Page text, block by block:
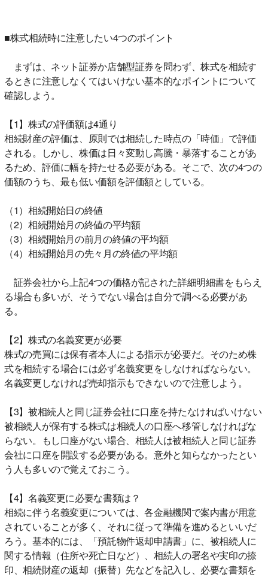
■株式相続時に注意したい4つのポイント
まずは、ネット証券か店舗型証券を問わず、株式を相続す
るときに注意しなくてはいけない基本的なポイントについて
確認しよう。
【1】株式の評価額は4通り
相続財産の評価は、原則では相続した時点の「時価」で評価
される。しかし、株価は日々変動し高騰・暴落することがあ
るため、評価に幅を持たせる必要がある。そこで、次の4つの
価額のうち、最も低い価額を評価額としている。
（1）相続開始日の終値
（2）相続開始月の終値の平均額
（3）相続開始月の前月の終値の平均額
（4）相続開始月の先々月の終値の平均額
証券会社から上記4つの価格が記された詳細明細書をもらえ
る場合も多いが、そうでない場合は自分で調べる必要があ
る。
【2】株式の名義変更が必要
株式の売買には保有者本人による指示が必要だ。そのため株
式を相続する場合には必ず名義変更をしなければならない。
名義変更しなければ売却指示もできないので注意しよう。
【3】被相続人と同じ証券会社に口座を持たなければいけない
被相続人が保有する株式は相続人の口座へ移管しなければな
らない。もし口座がない場合、相続人は被相続人と同じ証券
会社に口座を開設する必要がある。意外と知らなかったとい
う人も多いので覚えておこう。
【4】名義変更に必要な書類は？
相続に伴う名義変更については、各金融機関で案内書が用意
されていることが多く、それに従って準備を進めるといいだ
ろう。基本的には、「預託物件返却申請書」に、被相続人に
関する情報（住所や死亡日など）、相続人の署名や実印の捺
印、相続財産の返却（振替）先などを記入し、必要な書類を